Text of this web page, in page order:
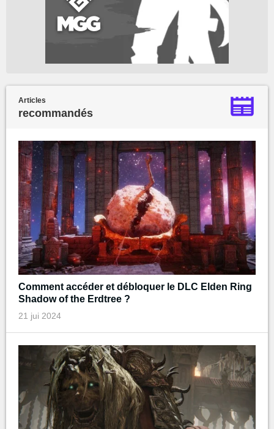
Articles
recommandés
Comment accéder et débloquer le DLC Elden Ring
Shadow of the Erdtree ?
21 jui 2024